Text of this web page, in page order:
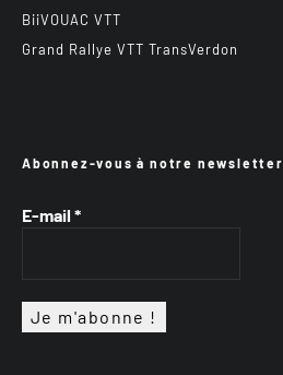
BiiVOUAC VTT
Grand Rallye VTT TransVerdon
Abonnez-vous à notre newsletter
E-mail *